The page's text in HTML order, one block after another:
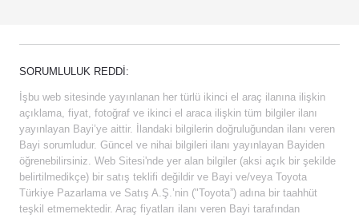
SORUMLULUK REDDI:
İşbu web sitesinde yayınlanan her türlü ikinci el araç ilanına ilişkin
açıklama, fiyat, fotoğraf ve ikinci el araca ilişkin tüm bilgiler ilanı
yayınlayan Bayi’ye aittir. İlandaki bilgilerin doğruluğundan ilanı veren
Bayi sorumludur. Güncel ve nihai bilgileri ilanı yayınlayan Bayiden
öğrenebilirsiniz. Web Sitesi'nde yer alan bilgiler (aksi açık bir şekilde
belirtilmedikçe) bir satış teklifi değildir ve Bayi ve/veya Toyota
Türkiye Pazarlama ve Satış A.Ş.’nin ("Toyota”) adına bir taahhüt
teşkil etmemektedir. Araç fiyatları ilanı veren Bayi tarafından